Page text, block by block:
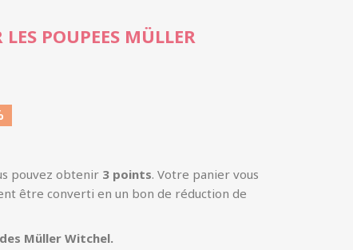
POUPEES MÜLLER
pouvez obtenir 3 points. Votre panier vous
être converti en un bon de réduction de
Müller Witchel.